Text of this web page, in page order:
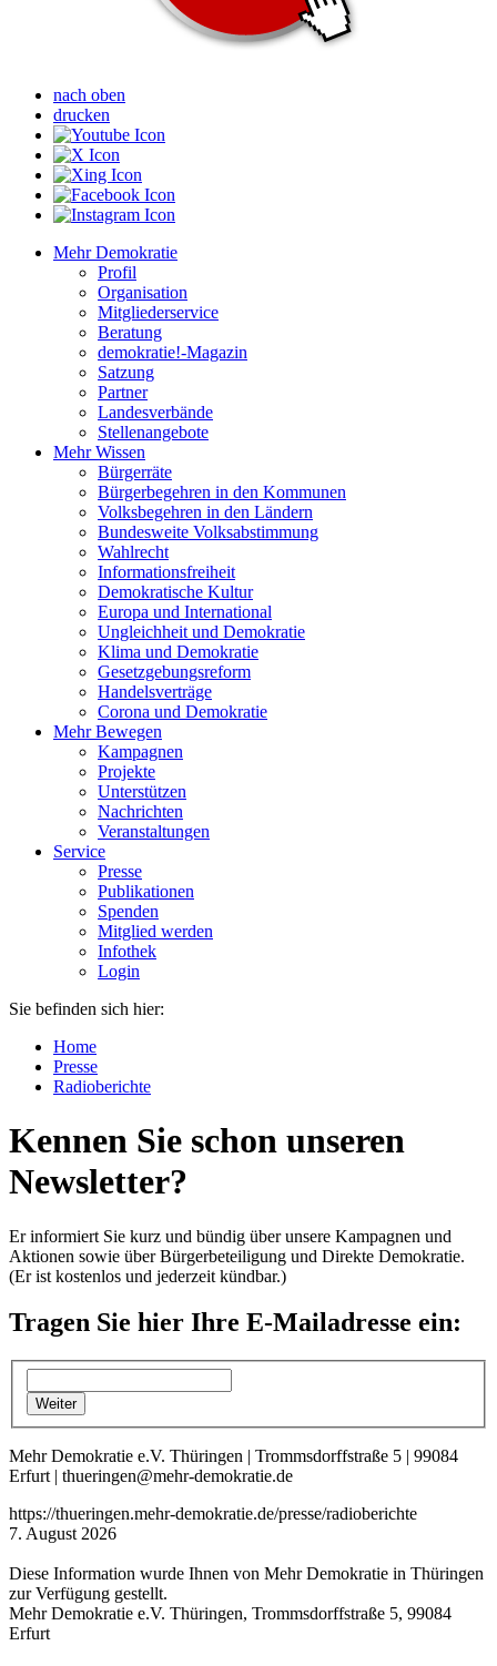
nach oben
drucken
Mehr Demokratie
Profil
Organisation
Mitgliederservice
Beratung
demokratie!-Magazin
Satzung
Partner
Landesverbände
Stellenangebote
Mehr Wissen
Bürgerräte
Bürgerbegehren in den Kommunen
Volksbegehren in den Ländern
Bundesweite Volksabstimmung
Wahlrecht
Informationsfreiheit
Demokratische Kultur
Europa und International
Ungleichheit und Demokratie
Klima und Demokratie
Gesetzgebungsreform
Handelsverträge
Corona und Demokratie
Mehr Bewegen
Kampagnen
Projekte
Unterstützen
Nachrichten
Veranstaltungen
Service
Presse
Publikationen
Spenden
Mitglied werden
Infothek
Login
Sie befinden sich hier:
Home
Presse
Radioberichte
Kennen Sie schon unseren
Newsletter?
Er informiert Sie kurz und bündig über unsere Kampagnen und
Aktionen sowie über Bürgerbeteiligung und Direkte Demokratie.
(Er ist kostenlos und jederzeit kündbar.)
Tragen Sie hier Ihre E-Mailadresse ein:
Mehr Demokratie e.V. Thüringen | Trommsdorffstraße 5 | 99084
Erfurt | thueringen@mehr-demokratie.de
https://thueringen.mehr-demokratie.de/presse/radioberichte
7. August 2026
Diese Information wurde Ihnen von Mehr Demokratie in Thüringen
zur Verfügung gestellt.
Mehr Demokratie e.V. Thüringen, Trommsdorffstraße 5, 99084
Erfurt